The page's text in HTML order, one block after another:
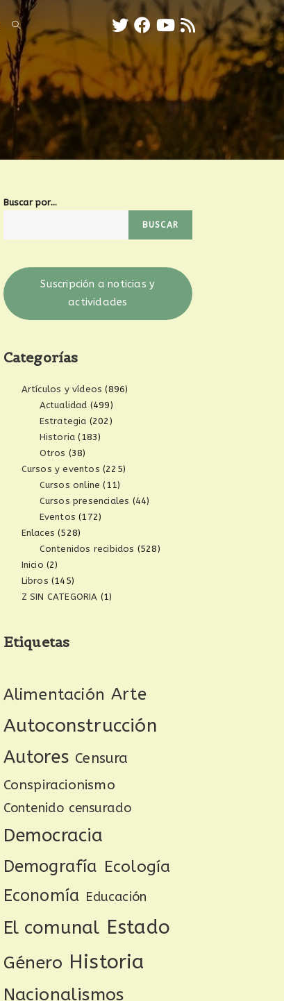
Buscar por...
BUSCAR
Suscripción a noticias y
actividades
Categorías
Artículos y vídeos (896)
Actualidad (499)
Estrategia (202)
Historia (183)
Otros (38)
Cursos y eventos (225)
Cursos online (11)
Cursos presenciales (44)
Eventos (172)
Enlaces (528)
Contenidos recibidos (528)
Inicio (2)
Libros (145)
Z SIN CATEGORIA (1)
Etiquetas
Alimentación Arte
Autoconstrucción
Autores Censura
Conspiracionismo
Contenido censurado
Democracia
Demografía Ecología
Economía Educación
El comunal Estado
Género Historia
Nacionalismos